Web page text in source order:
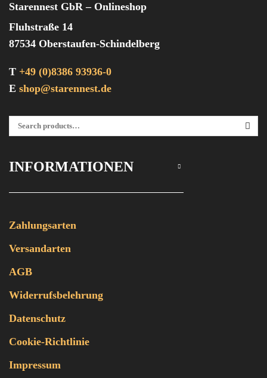
Starennest GbR – Onlineshop
Fluhstraße 14
87534 Oberstaufen-Schindelberg
T +49 (0)8386 93936-0
E shop@starennest.de
Suchen Nach:
INFORMATIONEN
Zahlungsarten
Versandarten
AGB
Widerrufsbelehrung
Datenschutz
Cookie-Richtlinie
Impressum